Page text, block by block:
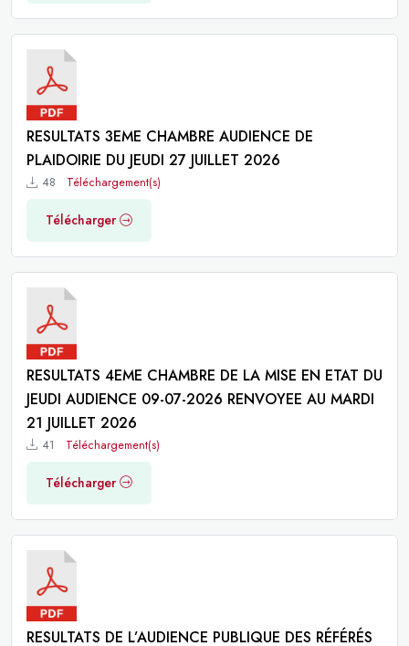
RESULTATS 3EME CHAMBRE AUDIENCE DE
PLAIDOIRIE DU JEUDI 27 JUILLET 2026
48 Téléchargement(s)
Télécharger
RESULTATS 4EME CHAMBRE DE LA MISE EN ETAT DU
JEUDI AUDIENCE 09-07-2026 RENVOYEE AU MARDI
21 JUILLET 2026
41 Téléchargement(s)
Télécharger
RESULTATS DE L’AUDIENCE PUBLIQUE DES RÉFÉRÉS